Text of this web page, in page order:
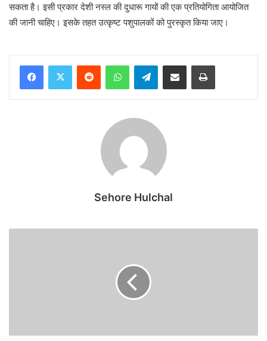
सकता है। इसी प्रकार देशी नस्ल की दुधारू गायों की एक प्रतियोगिता आयोजित
की जानी चाहिए। इसके तहत उत्कृष्ट पशुपालकों को पुरस्कृत किया जाए।
Telegram
Sehore Hulchal